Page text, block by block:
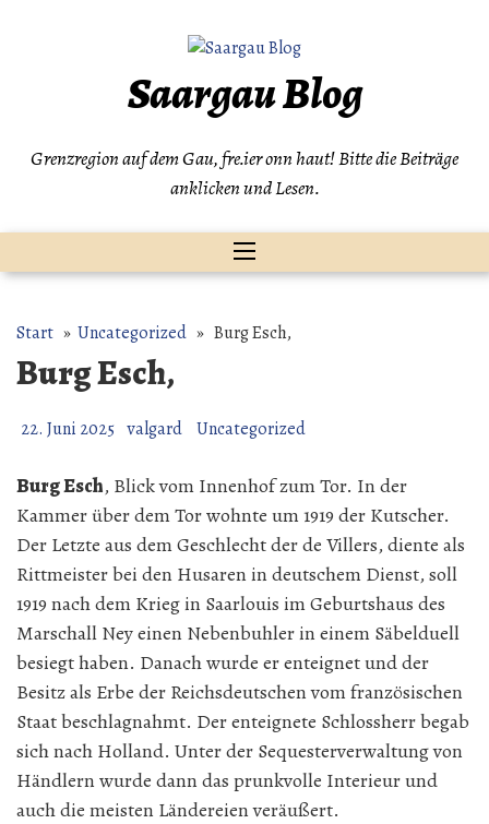
Saargau Blog
Grenzregion auf dem Gau, fre.ier onn haut! Bitte die Beiträge
anklicken und Lesen.
Start » Uncategorized » Burg Esch,
Burg Esch,
22. Juni 2025 valgard Uncategorized
Burg Esch, Blick vom Innenhof zum Tor. In der
Kammer über dem Tor wohnte um 1919 der Kutscher.
Der Letzte aus dem Geschlecht der de Villers, diente als
Rittmeister bei den Husaren in deutschem Dienst, soll
1919 nach dem Krieg in Saarlouis im Geburtshaus des
Marschall Ney einen Nebenbuhler in einem Säbelduell
besiegt haben. Danach wurde er enteignet und der
Besitz als Erbe der Reichsdeutschen vom französischen
Staat beschlagnahmt. Der enteignete Schlossherr begab
sich nach Holland. Unter der Sequesterverwaltung von
Händlern wurde dann das prunkvolle Interieur und
auch die meisten Ländereien veräußert.